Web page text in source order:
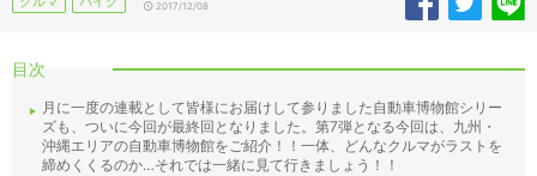
2017/12/08
目次
月に一度の連載として皆様にお届けして参りました自動車博物館シリー
ズも、ついに今回が最終回となりました。第7弾となる今回は、九州・
沖縄エリアの自動車博物館をご紹介！！一体、どんなクルマがラストを
締めくくるのか…それでは一緒に見て行きましょう！！